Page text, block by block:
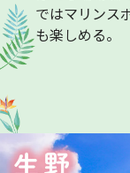
ではマリンス
も楽しめる。